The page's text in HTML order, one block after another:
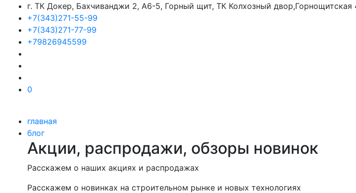
г. ТК Докер, Бахчиванджи 2, А6-5, Горный щит, ТК Колхозный двор,Горнощитская
+7(343)271-55-99
+7(343)271-77-99
+79826945599
0
главная
блог
Акции, распродажи, обзоры новинок
Расскажем о наших акциях и распродажах
Расскажем о новинках на строительном рынке и новых технологиях